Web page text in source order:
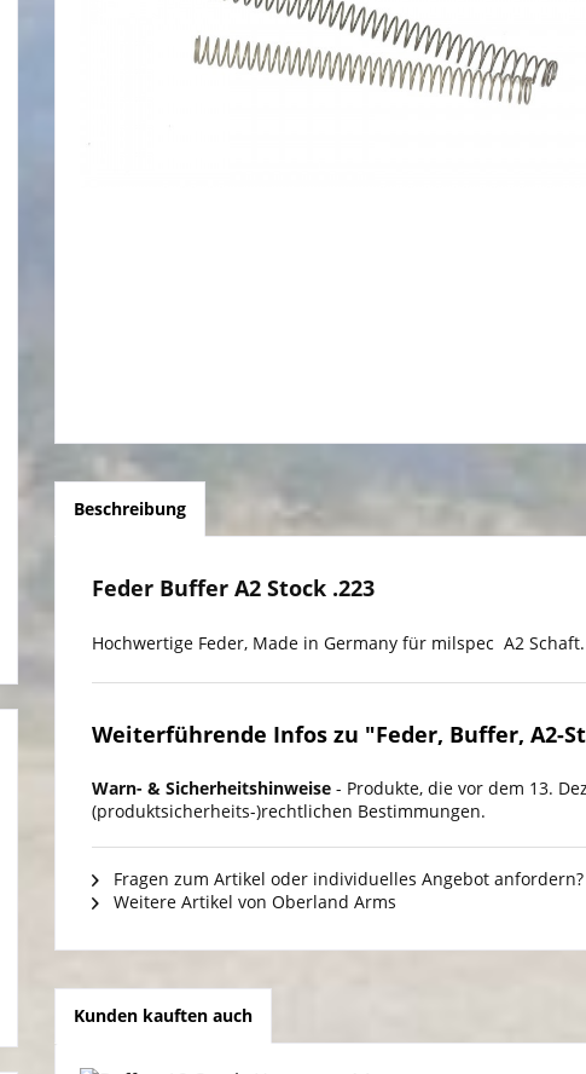
Beschreibung
Feder Buffer A2 Stock .223
Hochwertige Feder, Made in Germany für milspec A2 Schaft.
Weiterführende Infos zu "Feder, Buffer, A2-
Warn- & Sicherheitshinweise - Produkte, die vor dem 13.
(produktsicherheits-)rechtlichen Bestimmungen.
Fragen zum Artikel oder individuelles Angebot anfordern?
Weitere Artikel von Oberland Arms
Kunden kauften auch